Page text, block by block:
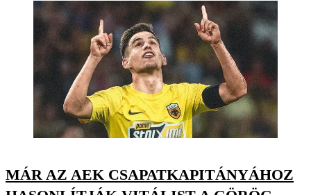
MÁR AZ AEK CSAPATKAPITÁNYÁHOZ